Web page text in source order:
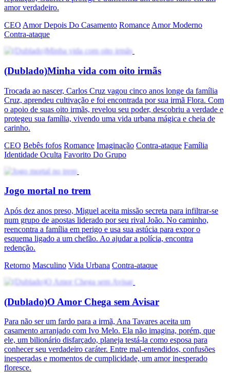
amor verdadeiro.
CEO Amor Depois Do Casamento Romance Amor Moderno
Contra-ataque
(Dublado)Minha vida com oito irmãs
Trocada ao nascer, Carlos Cruz vagou cinco anos longe da família
Cruz, aprendeu cultivação e foi encontrada por sua irmã Flora. Com
o apoio de suas oito irmãs, revelou seu poder, descobriu a verdade e
protegeu sua família, vivendo uma vida urbana mágica e cheia de
carinho.
CEO Bebês fofos Romance Imaginação Contra-ataque Família
Identidade Oculta Favorito Do Grupo
Jogo mortal no trem
Após dez anos preso, Miguel aceita missão secreta para infiltrar-se
num grupo de apostas liderado por seu rival João. No caminho,
reencontra a família em perigo e usa sua astúcia para expor o
esquema ligado a um chefão. Ao ajudar a polícia, encontra
redenção.
Retorno Masculino Vida Urbana Contra-ataque
(Dublado)O Amor Chega sem Avisar
Para não ser um fardo para a irmã, Ana Tavares aceita um
casamento arranjado com Ivo Melo. Ela não imagina, porém, que
ele, um bilionário disfarçado, planeja testá-la como esposa para
conhecer seu verdadeiro caráter. Entre mal-entendidos, confusões
inesperadas e momentos de cumplicidade, um amor inesperado
floresce.